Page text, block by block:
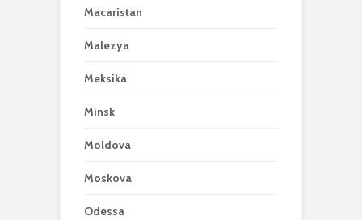
Macaristan
Malezya
Meksika
Minsk
Moldova
Moskova
Odessa